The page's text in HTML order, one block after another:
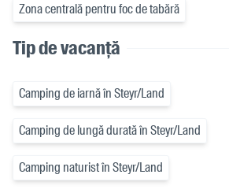
Zona centrală pentru foc de tabără
Tip de vacanță
Camping de iarnă în Steyr/Land
Camping de lungă durată în Steyr/Land
Camping naturist în Steyr/Land